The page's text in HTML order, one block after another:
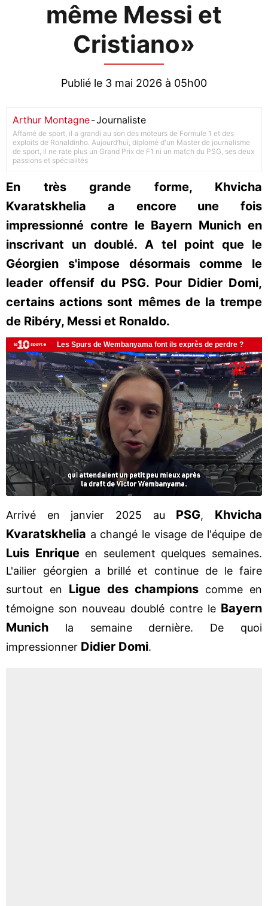
même Messi et
Cristiano»
Publié le 3 mai 2026 à 05h00
Arthur Montagne-Journaliste
Affamé de sport, il a grandi au son des moteurs de Formule 1 et des
exploits de Ronaldinho. Aujourd’hui, diplomé d'un Master de journalisme
de sport, il ne rate plus un Grand Prix de F1 ni un match du PSG, ses deux
passions et spécialités
En très grande forme, Khvicha
Kvaratskhelia a encore une fois
impressionné contre le Bayern Munich en
inscrivant un doublé. A tel point que le
Géorgien s'impose désormais comme le
leader offensif du PSG. Pour Didier Domi,
certains actions sont mêmes de la trempe
de Ribéry, Messi et Ronaldo.
Arrivé en janvier 2025 au PSG, Khvicha
Kvaratskhelia a changé le visage de l'équipe de
Luis Enriqueen seulement quelques semaines.
L'ailier géorgien a brillé et continue de le faire
surtout en Ligue des champions comme en
témoigne son nouveau doublé contre le Bayern
Munich la semaine dernière. De quoi
impressionner Didier Domi.